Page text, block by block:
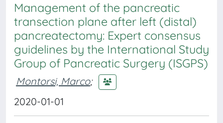
Management of the pancreatic
transection plane after left (distal)
pancreatectomy: Expert consensus
guidelines by the International Study
Group of Pancreatic Surgery (ISGPS)
Montorsi, Marco;
2020-01-01